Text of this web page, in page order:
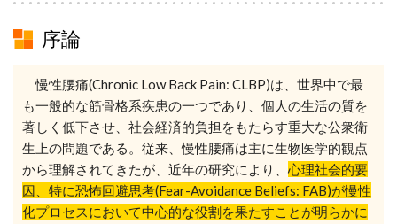
序論
慢性腰痛(Chronic Low Back Pain: CLBP)は、世界中で最
も一般的な筋骨格系疾患の一つであり、個人の生活の質を
著しく低下させ、社会経済的負担をもたらす重大な公衆衛
生上の問題である。従来、慢性腰痛は主に生物医学的観点
から理解されてきたが、近年の研究により、 心理社会的要
因、特に恐怖回避思考(Fear-Avoidance Beliefs: FAB)が慢性
化プロセスにおいて中心的な役割を果たすことが明らかに